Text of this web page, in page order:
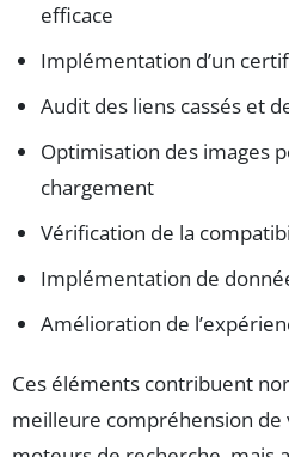
efficace
Implémentation d’un
Audit des liens cassés et
Optimisation des images
chargement
Vérification de la
Implémentation de
Amélioration de
Ces éléments contribuent
meilleure compréhension de